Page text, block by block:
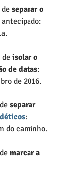
separar o
antecipado:
de isolar o
de datas:
de 2016.
separar
:
do caminho.
marcar a